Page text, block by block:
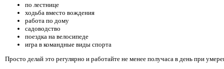
по лестнице
ходьба вместо вождения
работа по дому
садоводство
поездка на велосипеде
игра в командные виды спорта
Просто делай это регулярно и работайте не менее получаса в день при